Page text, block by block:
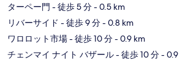
ターペー門 - 徒歩 5 分- 0.5 km
リバーサイド - 徒歩 9 分- 0.8 km
ワロロット市場- 徒歩 10 分- 0.9 km
チェンマイ ナイト バザール- 徒歩 10 分- 0.9